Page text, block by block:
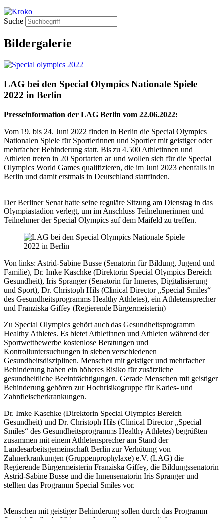
Suche
Bildergalerie
LAG bei den Special Olympics Nationale Spiele
2022 in Berlin
Presseinformation der LAG Berlin vom 22.06.2022:
Vom 19. bis 24. Juni 2022 finden in Berlin die Special Olympics
Nationalen Spiele für Sportlerinnen und Sportler mit geistiger oder
mehrfacher Behinderung statt. Bis zu 4.500 Athletinnen und
Athleten treten in 20 Sportarten an und wollen sich für die Special
Olympics World Games qualifizieren, die im Juni 2023 ebenfalls in
Berlin und damit erstmals in Deutschland stattfinden.
Der Berliner Senat hatte seine reguläre Sitzung am Dienstag in das
Olympiastadion verlegt, um im Anschluss Teilnehmerinnen und
Teilnehmer der Special Olympics auf dem Maifeld zu treffen.
Von links: Astrid-Sabine Busse (Senatorin für Bildung, Jugend und
Familie), Dr. Imke Kaschke (Direktorin Special Olympics Bereich
Gesundheit), Iris Spranger (Senatorin für Inneres, Digitalisierung
und Sport), Dr. Christoph Hils (Clinical Director „Special Smiles“
des Gesundheitsprogramms Healthy Athletes), ein Athletensprecher
und Franziska Giffey (Regierende Bürgermeisterin)
Zu Special Olympics gehört auch das Gesundheitsprogramm
Healthy Athletes. Es bietet Athletinnen und Athleten während der
Sportwettbewerbe kostenlose Beratungen und
Kontrolluntersuchungen in sieben verschiedenen
Gesundheitsdisziplinen. Menschen mit geistiger und mehrfacher
Behinderung haben ein höheres Risiko für zusätzliche
gesundheitliche Beeinträchtigungen. Gerade Menschen mit geistiger
Behinderung gehören zur Hochrisikogruppe für Karies- und
Zahnfleischerkrankungen.
Dr. Imke Kaschke (Direktorin Special Olympics Bereich
Gesundheit) und Dr. Christoph Hils (Clinical Director „Special
Smiles“ des Gesundheitsprogramms Healthy Athletes) begrüßten
zusammen mit einem Athletensprecher am Stand der
Landesarbeitsgemeinschaft Berlin zur Verhütung von
Zahnerkrankungen (Gruppenprophylaxe) e.V. (LAG) die
Regierende Bürgermeisterin Franziska Giffey, die Bildungssenatorin
Astrid-Sabine Busse und die Innensenatorin Iris Spranger und
stellten das Programm Special Smiles vor.
Menschen mit geistiger Behinderung sollen durch das Programm